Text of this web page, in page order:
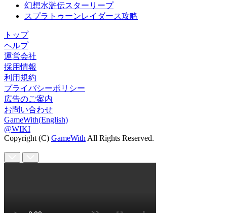
幻想水滸伝スターリープ
スプラトゥーンレイダース攻略
トップ
ヘルプ
運営会社
採用情報
利用規約
プライバシーポリシー
広告のご案内
お問い合わせ
GameWith(English)
@WIKI
Copyright (C) GameWith All Rights Reserved.